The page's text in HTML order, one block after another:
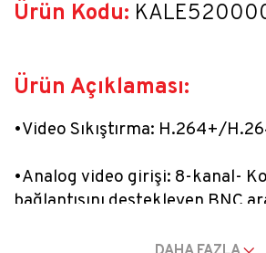
Ürün Kodu:
Ürün Açıklaması:
•Video Sıkıştırma: H.264+/
•Analog video girişi: 8-kanal-
bağlantısını destekleyen BNC